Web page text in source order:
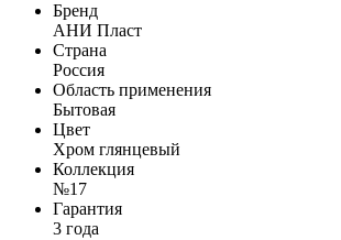
Бренд
АНИ Пласт
Страна
Россия
Область применения
Бытовая
Цвет
Хром глянцевый
Коллекция
№17
Гарантия
3 года